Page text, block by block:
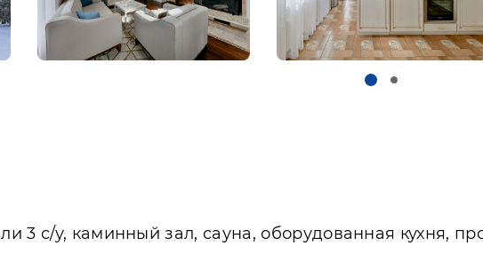
3 с/у, каминный зал, сауна, оборудованная кухня,